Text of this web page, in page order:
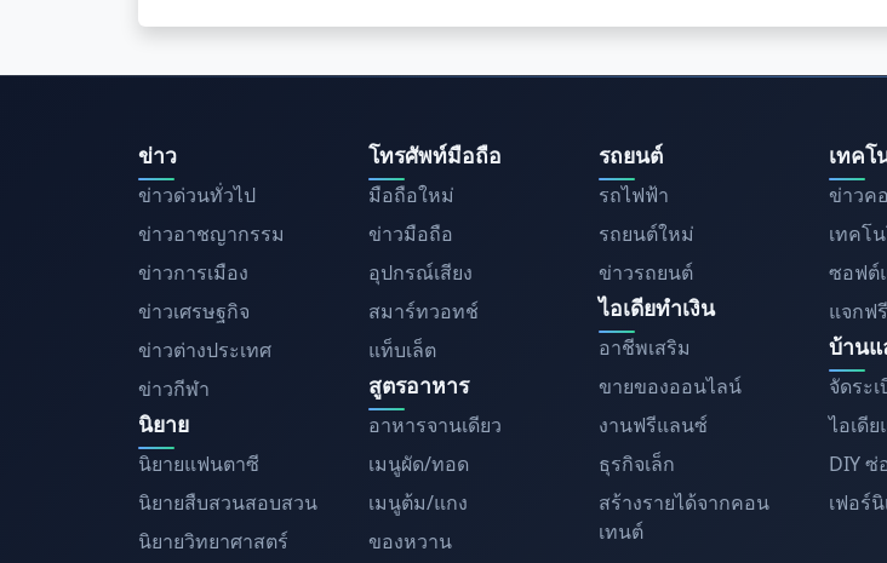
ข่าว
ข่าวด่วนทั่วไป
ข่าวอาชญากรรม
ข่าวการเมือง
ข่าวเศรษฐกิจ
ข่าวต่างประเทศ
ข่าวกีฬา
นิยาย
นิยายแฟนตาซี
นิยายสืบสวนสอบสวน
นิยายวิทยาศาสตร์
โทรศัพท์มือถือ
มือถือใหม่
ข่าวมือถือ
อุปกรณ์เสียง
สมาร์ทวอทช์
แท็บเล็ต
สูตรอาหาร
อาหารจานเดียว
เมนูผัด/ทอด
เมนูต้ม/แกง
ของหวาน
รถยนต์
รถไฟฟ้า
รถยนต์ใหม่
ข่าวรถยนต์
ไอเดียทำเงิน
อาชีพเสริม
ขายของออนไลน์
งานฟรีแลนซ์
ธุรกิจเล็ก
สร้างรายได้จากคอน
เทนต์
เทคโ
ข่าวค
เทคโ
ซอฟต์
แจกฟ
บ้านแ
จัดระ
ไอเดี
DIY
เฟอร์